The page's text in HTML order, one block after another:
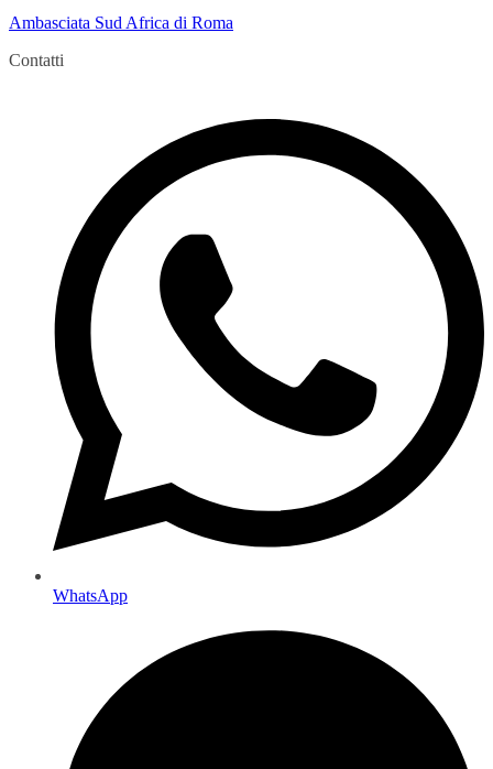
Ambasciata Sud Africa di Roma
Contatti
WhatsApp